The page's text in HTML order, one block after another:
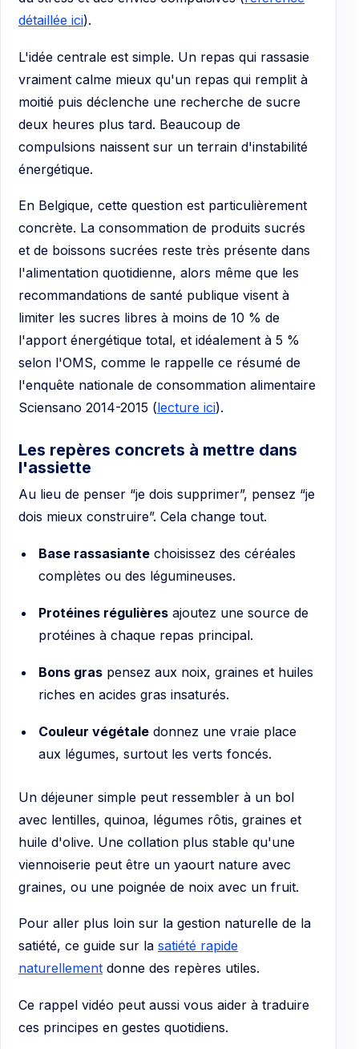
détaillée ici).
L'idée centrale est simple. Un repas qui rassasie
vraiment calme mieux qu'un repas qui remplit à
moitié puis déclenche une recherche de sucre
deux heures plus tard. Beaucoup de
compulsions naissent sur un terrain d'instabilité
énergétique.
En Belgique, cette question est particulièrement
concrète. La consommation de produits sucrés
et de boissons sucrées reste très présente dans
l'alimentation quotidienne, alors même que les
recommandations de santé publique visent à
limiter les sucres libres à moins de 10 % de
l'apport énergétique total, et idéalement à 5 %
selon l'OMS, comme le rappelle ce résumé de
l'enquête nationale de consommation alimentaire
Sciensano 2014-2015 (lecture ici).
Les repères concrets à mettre dans
l'assiette
Au lieu de penser “je dois supprimer”, pensez “je
dois mieux construire”. Cela change tout.
Base rassasiantechoisissez des céréales
complètes ou des légumineuses.
Protéines régulièresajoutez une source de
protéines à chaque repas principal.
Bons graspensez aux noix, graines et huiles
riches en acides gras insaturés.
Couleur végétaledonnez une vraie place
aux légumes, surtout les verts foncés.
Un déjeuner simple peut ressembler à un bol
avec lentilles, quinoa, légumes rôtis, graines et
huile d'olive. Une collation plus stable qu'une
viennoiserie peut être un yaourt nature avec
graines, ou une poignée de noix avec un fruit.
Pour aller plus loin sur la gestion naturelle de la
satiété, ce guide sur la satiété rapide
naturellement donne des repères utiles.
Ce rappel vidéo peut aussi vous aider à traduire
ces principes en gestes quotidiens.